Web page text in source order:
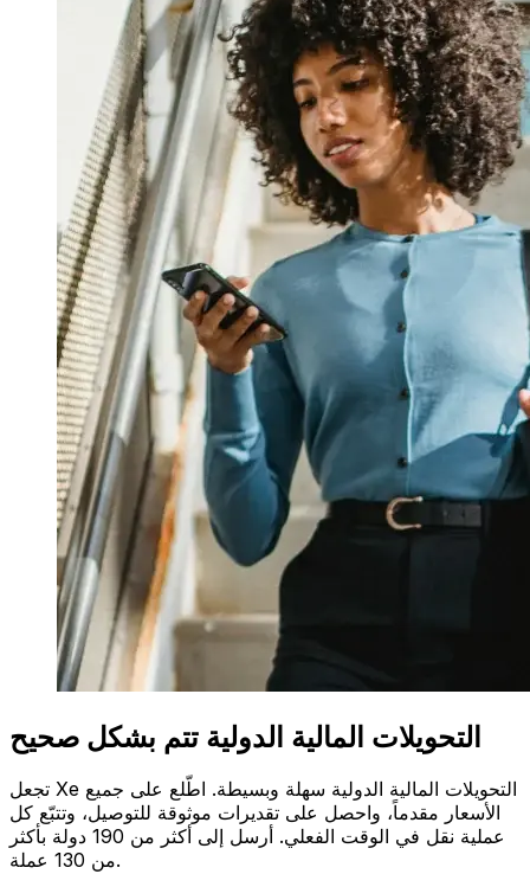
التحويلات المالية الدولية تتم بشكل صحيح
تجعل Xe التحويلات المالية الدولية سهلة وبسيطة. اطّلع على جميع
الأسعار مقدماً، واحصل على تقديرات موثوقة للتوصيل، وتتبّع كل
عملية نقل في الوقت الفعلي. أرسل إلى أكثر من 190 دولة بأكثر
من 130 عملة.